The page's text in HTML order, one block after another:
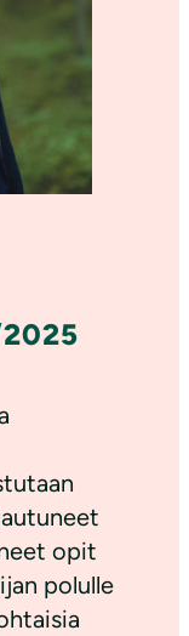
opit
polulle